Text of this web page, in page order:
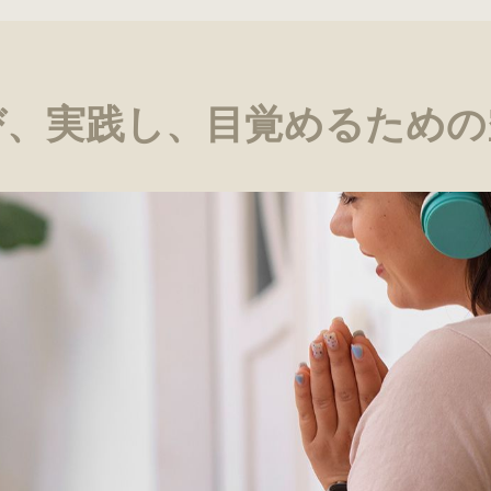
実践し、目覚めるため